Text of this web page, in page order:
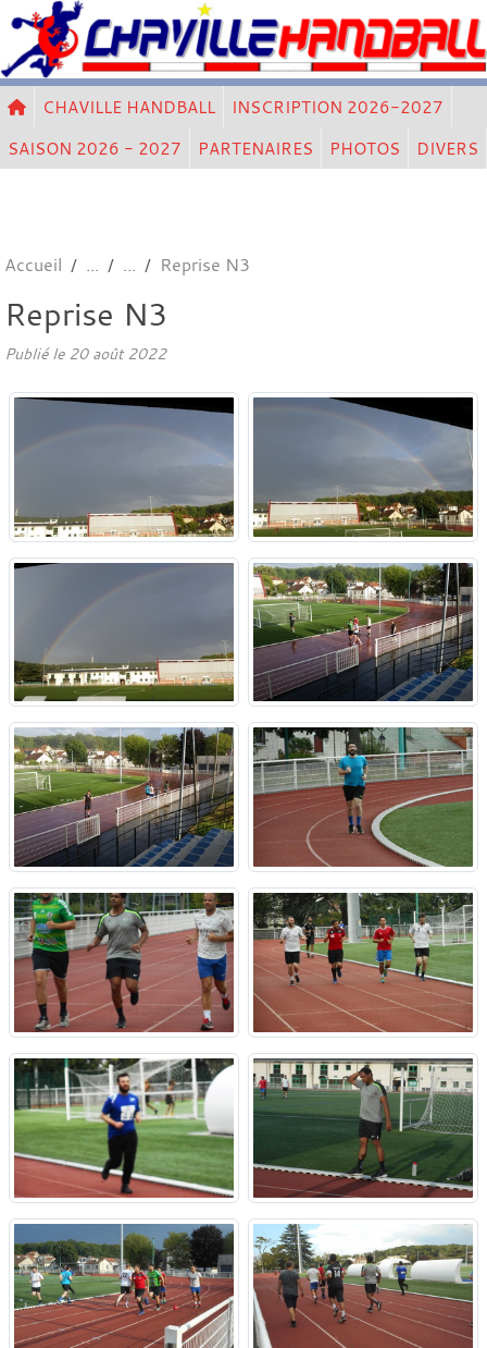
CHAVILLE HANDBALL
INSCRIPTION 2026-2027
SAISON 2026 - 2027
PARTENAIRES PHOTOS DIVERS
Accueil Reprise N3
Reprise N3
Publié le 20 août 2022
Panneau de gestion des cookies